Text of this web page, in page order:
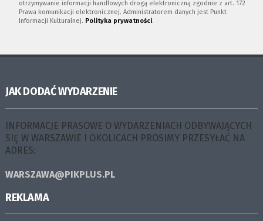
otrzymywanie informacji handlowych drogą elektroniczną zgodnie z art. 172
Prawa komunikacji elektronicznej. Administratorem danych jest Punkt
Informacji Kulturalnej. Polityka prywatności.
JAK DODAĆ WYDARZENIE
INFORMACJE PRASOWE O WYDARZENIACH ODBYWAJĄCYCH
SIĘ W WARSZAWIE I OKOLICACH PROSIMY PRZESYŁAĆ NA
ADRES:
WARSZAWA@PIKPLUS.PL
REKLAMA